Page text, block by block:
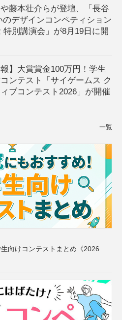
藤本壮介らが登壇、「長谷
のデザインコンペティション
特別講演会」が8月19日に開
報】大賞賞金100万円！学生
ンテスト「サイゲームス ク
ブコンテスト2026」が開催
一覧
向けコンテストまとめ《2026